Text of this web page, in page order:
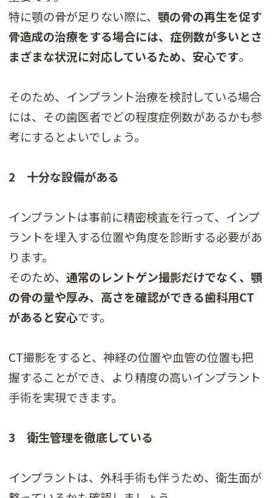
特に顎の骨が足りない際に、顎の骨の再生を促す
骨造成の治療をする場合には、症例数が多いとさ
まざまな状況に対応しているため、安心です。
そのため、インプラント治療を検討している場合
には、その歯医者でどの程度症例数があるかも参
考にするとよいでしょう。
2 十分な設備がある
インプラントは事前に精密検査を行って、インプ
ラントを埋入する位置や角度を診断する必要があ
ります。
そのため、通常のレントゲン撮影だけでなく、顎
の骨の量や厚み、高さを確認ができる歯科用CT
があると安心です。
CT撮影をすると、神経の位置や血管の位置も把
握することができ、より精度の高いインプラント
手術を実現できます。
3 衛生管理を徹底している
インプラントは、外科手術も伴うため、衛生面が